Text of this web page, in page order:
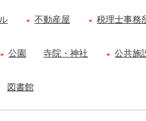
不動産屋 税理士事務
公園 寺院・神社 公共施
図書館